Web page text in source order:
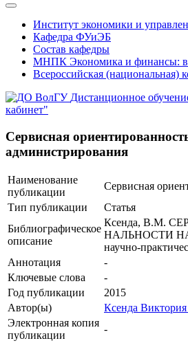
Институт экономики и
Кафедра ФУиЭБ
Состав кафедры
МНПК Экономика и финансы: в
Всероссийская (национальная)
Дистанционное
кабинет"
Сервисная
администрирования
Наименование
публикации
Сервисная
Тип публикации
Статья
Библиографическое
описание
Ксенда, В.М.
НАЛЬНОСТИ
научно-
Аннотация
-
Ключевые cлова
-
Год публикации
2015
Автор(ы)
Ксенда
Электронная копия
публикации
-